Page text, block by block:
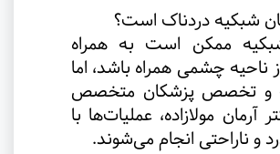
شبکیه دردناک است؟
ممکن است به همراه
ناحیه چشمی همراه باشد، اما
و تخصص پزشکان متخصص
آرمان مولازاده، عملیات‌ها با
و ناراحتی انجام می‌شوند.